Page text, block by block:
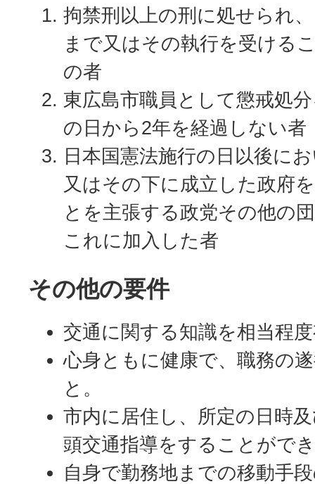
拘禁刑以上の刑に処せられ
まで又はその執行を受ける
の者
東広島市職員として懲戒処
の日から2年を経過しない者
日本国憲法施行の日以後に
又はその下に成立した政府
とを主張する政党その他の
これに加入した者
その他の要件
交通に関する知識を相当程
心身ともに健康で、職務の
と。
市内に居住し、所定の日時
頭交通指導をすることがで
自身で勤務地までの移動手